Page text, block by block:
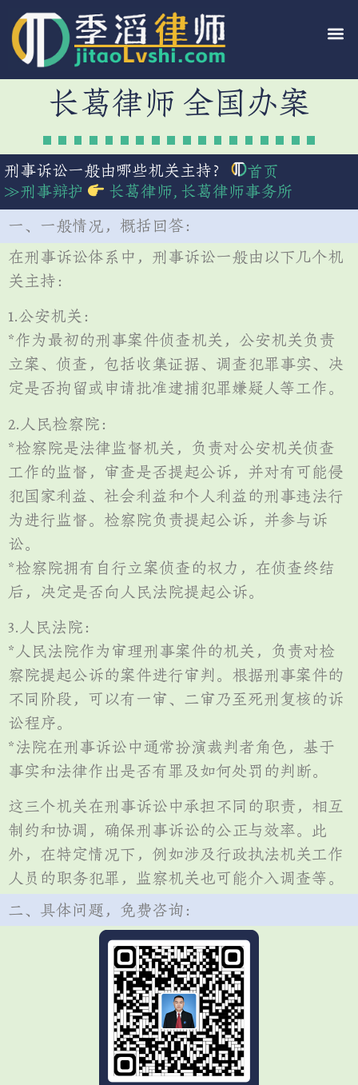
长葛律师 全国办案
刑事诉讼一般由哪些机关主持？
首页
≫刑事辩护 长葛律师 长葛律师事务所
一、一般情况，概括回答：
在刑事诉讼体系中，刑事诉讼一般由以下几个机
关主持：
1.公安机关：
*作为最初的刑事案件侦查机关，公安机关负责
立案、侦查，包括收集证据、调查犯罪事实、决
定是否拘留或申请批准逮捕犯罪嫌疑人等工作。
2.人民检察院：
*检察院是法律监督机关，负责对公安机关侦查
工作的监督，审查是否提起公诉，并对有可能侵
犯国家利益、社会利益和个人利益的刑事违法行
为进行监督。检察院负责提起公诉，并参与诉
讼。
*检察院拥有自行立案侦查的权力，在侦查终结
后，决定是否向人民法院提起公诉。
3.人民法院：
*人民法院作为审理刑事案件的机关，负责对检
察院提起公诉的案件进行审判。根据刑事案件的
不同阶段，可以有一审、二审乃至死刑复核的诉
讼程序。
*法院在刑事诉讼中通常扮演裁判者角色，基于
事实和法律作出是否有罪及如何处罚的判断。
这三个机关在刑事诉讼中承担不同的职责，相互
制约和协调，确保刑事诉讼的公正与效率。此
外，在特定情况下，例如涉及行政执法机关工作
人员的职务犯罪，监察机关也可能介入调查等。
二、具体问题，免费咨询：